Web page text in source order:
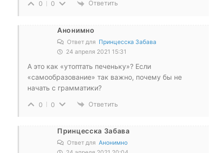
0 0 Ответить
Анонимно
Ответ для Принцесска Забава
24 апреля 2021 15:31
А это как «утоптать печеньку»? Если
«самообразование» так важно, почему бы не
начать с грамматики?
0 0 Ответить
Принцесска Забава
Ответ для Анонимно